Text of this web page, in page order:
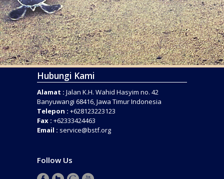
Hubungi Kami
Alamat : Jalan K.H. Wahid Hasyim no. 42
Banyuwangi 68416, Jawa Timur Indonesia
Telepon : +628123223123
Fax : +62333424463
Email : service@bstf.org
Follow Us